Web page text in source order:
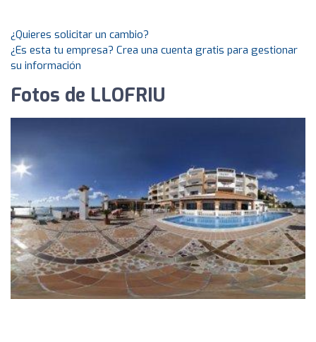
¿Quieres solicitar un cambio?
¿Es esta tu empresa? Crea una cuenta gratis para gestionar
su información
Fotos de LLOFRIU